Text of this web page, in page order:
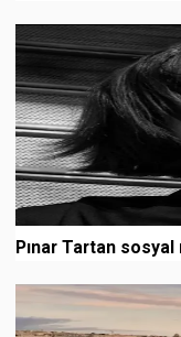
Pınar Tartan